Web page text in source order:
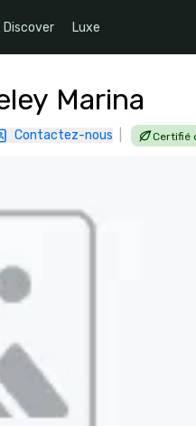
Discover Luxe
Marina
Contactez-nous Certifié